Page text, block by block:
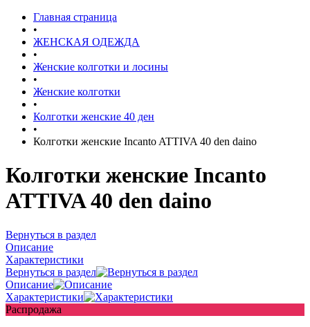
Главная страница
•
ЖЕНСКАЯ ОДЕЖДА
•
Женские колготки и лосины
•
Женские колготки
•
Колготки женские 40 ден
•
Колготки женские Incanto ATTIVA 40 den daino
Колготки женские Incanto
ATTIVA 40 den daino
Вернуться в раздел
Описание
Характеристики
Вернуться в раздел
Описание
Характеристики
Распродажа